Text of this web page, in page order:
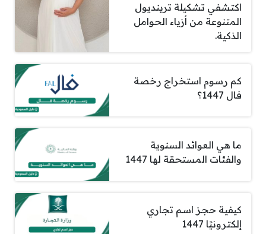
اكتشفي تشكيلة ترينديول
المتنوعة من أزياء الحوامل
الذكية.
كم رسوم استخراج رخصة
فال 1447؟
ما هي العوائد السنوية
والفئات المستحقة لها 1447
كيفية حجز اسم تجاري
إلكترونيًا 1447